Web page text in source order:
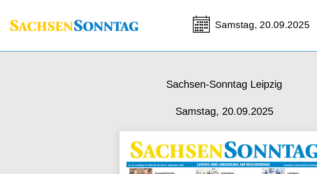
Samstag, 20.09.2025
Sachsen-Sonntag Leipzig
Samstag, 20.09.2025